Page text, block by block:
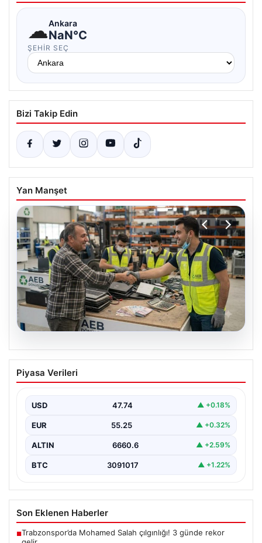
☁Ankara
NaN°C
ŞEHIR SEÇ
Bizi Takip Edin
Yan Manşet
Profesyonel Elektronik Dönüşümü hem
de Çevre Dönüşüm
altyapı envanterlerini belirli aralıklarla yenilemektedir.
Söz konusu güncelleme…
Piyasa Verileri
USD 47.74 ▲ +0.18%
EUR 55.25 ▲ +0.32%
ALTIN 6660.6 ▲ +2.59%
BTC 3091017 ▲ +1.22%
Son Eklenen Haberler
■Trabzonspor’da Mohamed Salah çılgınlığı! 3 günde rekor